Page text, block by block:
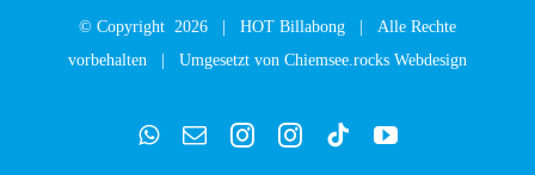
© Copyright 2026 | HOT Billabong | Alle Rechte
vorbehalten | Umgesetzt von Chiemsee.rocks Webdesign
WhatsApp
E-
InstagramInstagram
TiktokYouTube